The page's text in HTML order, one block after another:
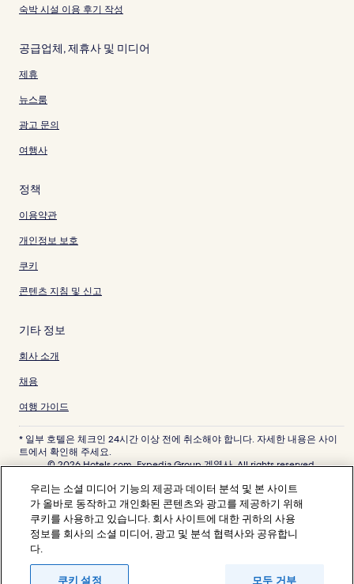
숙박 시설 이용 후기 작성
공급업체, 제휴사 및 미디어
제휴
뉴스룸
광고 문의
여행사
정책
이용약관
개인정보 보호
쿠키
콘텐츠 지침 및 신고
기타 정보
회사 소개
채용
여행 가이드
* 일부 호텔은 체크인 24시간 이상 전에 취소해야 합니다. 자세한 내용은 사이
트에서 확인해 주세요.
© 2026 Hotels.com, Expedia Group 계열사. All rights reserved.
LP의 상표 또는 등록 상표입니다. 기타 모든 상표는 해당 소유권자의 자산입니
분쟁 해결: 전화: 82-3480-0145, 이메일: CS@koreasupport.hotels.com
트래블파트너익스체인지코리아 주식회사. 사업자등록번호: 821-88-01025
익스피디아트래블코리아 주식회사, 서울특별시 종로구 종로5길 7(청진동). 사
업자등록번호: 724-86-00245.
관광사업자등록번호: 제2016-000008호, 통신판매업신고번호: 2015-서울종
로-1091, 대표이사: 정경륜
우리는 소셜 미디어 기능의 제공과 데이터 분석 및 본 사이트
가 올바로 동작하고 개인화된 콘텐츠와 광고를 제공하기 위해
쿠키를 사용하고 있습니다. 회사 사이트에 대한 귀하의 사용
정보를 회사의 소셜 미디어, 광고 및 분석 협력사와 공유합니
다.
쿠키 설정 모두 거부